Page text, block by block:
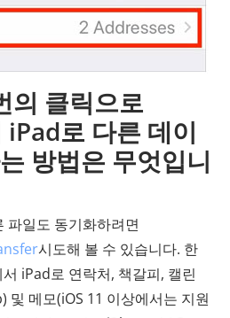
의 클릭으로
로 다른 데이
방법은 무엇입니
일도 동기화하려면
시도해 볼 수 있습니다. 한
iPad로 연락처, 책갈피, 캘린
및 메모(iOS 11 이상에서는 지원